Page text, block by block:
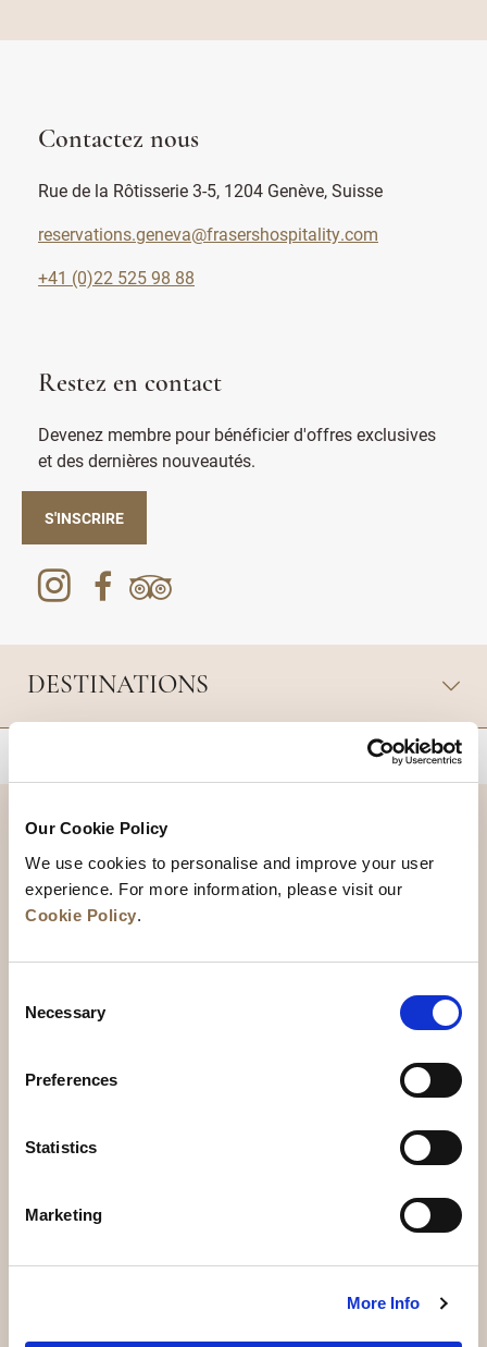
Our Cookie Policy
We use cookies to personalise and improve your user
experience. For more information, please visit our
Cookie Policy.
Selection
Necessary
Preferences
Statistics
Marketing
More Info
Contactez nous
Rue de la Rôtisserie 3-5, 1204 Genève, Suisse
reservations.geneva@frasershospitality.com
+41 (0)22 525 98 88
Restez en contact
Devenez membre pour bénéficier d'offres exclusives
et des dernières nouveautés.
S'INSCRIRE
DESTINATIONS
RETOUR EN HAUT DE PAGE